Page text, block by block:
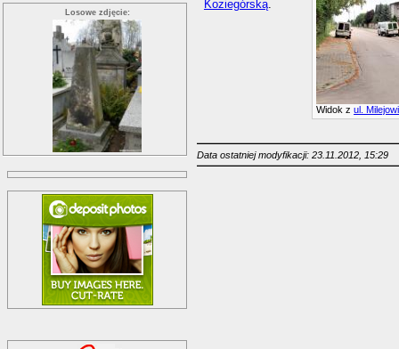
Losowe zdjęcie:
Widok zul.
Koziegórską.
Data ostatniej modyfikacji: 23.11.2012, 15:29